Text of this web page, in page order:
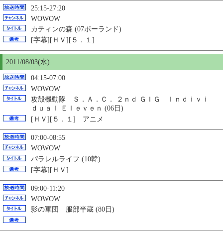
25:15-27:20
WOWOW
カティンの森 (07ポーランド)
[字幕][ＨＶ][５．１]
2011/08/03(水)
04:15-07:00
WOWOW
攻殻機動隊 Ｓ．Ａ．Ｃ． ２ｎｄ ＧＩＧ Ｉｎｄｉｖｉ
ｄｕａｌ Ｅｌｅｖｅｎ (06日)
[ＨＶ][５．１] アニメ
07:00-08:55
WOWOW
パラレルライフ (10韓)
[字幕][ＨＶ]
09:00-11:20
WOWOW
影の軍団 服部半蔵 (80日)